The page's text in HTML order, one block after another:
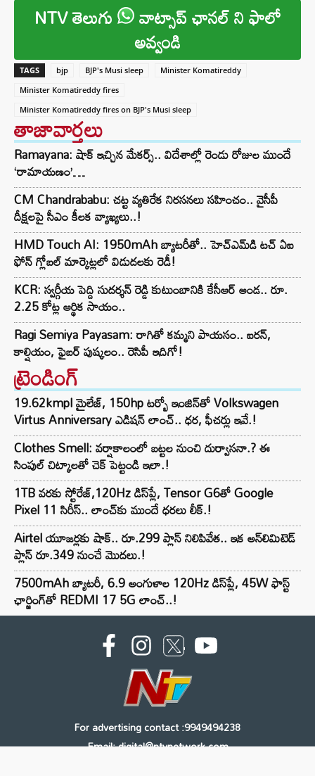
NTV తెలుగు వాట్సాప్ ఛానల్ ని ఫాలో
అవ్వండి
TAGS bjp BJP's Musi sleep
Minister Komatireddy
Minister Komatireddy fires
Minister Komatireddy fires on BJP's Musi sleep
తాజావార్తలు
Ramayana: షాక్ ఇచ్చిన మేకర్స్.. విదేశాల్లో రెండు రోజుల ముందే
‘రామాయణం’…
CM Chandrababu: చట్ట వ్యతిరేక నిరసనలు సహించం.. వైసీపీ
దీక్షలపై సీఎం కీలక వ్యాఖ్యలు..!
HMD Touch AI: 1950mAh బ్యాటరీతో.. హెచ్‌ఎమ్‌డి టచ్ ఏఐ
ఫోన్ గ్లోబల్ మార్కెట్లలో విడుదలకు రెడీ!
KCR: స్వర్గీయ పెద్ది సుదర్శన్ రెడ్డి కుటుంబానికి కేసీఆర్ అండ.. రూ.
2.25 కోట్ల ఆర్థిక సాయం..
Ragi Semiya Payasam: రాగితో కమ్మని పాయసం.. ఐరన్,
కాల్షియం, ఫైబర్ పుష్కలం.. రెసిపీ ఇదిగో!
ట్రెండింగ్‌
19.62kmpl మైలేజ్, 150hp టర్బో ఇంజిన్‌తో Volkswagen
Virtus Anniversary ఎడిషన్ లాంచ్.. ధర, ఫీచర్లు ఇవే.!
Clothes Smell: వర్షాకాలంలో బట్టల నుంచి దుర్వాసనా.? ఈ
సింపుల్ చిట్కాలతో చెక్ పెట్టండి ఇలా.!
1TB వరకు స్టోరేజ్,120Hz డిస్‌ప్లే, Tensor G6తో Google
Pixel 11 సిరీస్.. లాంచ్⁭కు ముందే ధరలు లీక్.!
Airtel యూజర్లకు షాక్.. రూ.299 ప్లాన్ నిలిపివేత.. ఇక అన్‌లిమిటెడ్
ప్లాన్ రూ.349 నుంచే మొదలు.!
7500mAh బ్యాటరీ, 6.9 అంగుళాల 120Hz డిస్‌ప్లే, 45W ఫాస్ట్
ఛార్జింగ్‌తో REDMI 17 5G లాంచ్..!
For advertising contact :9949494238
Email: digital@ntvnetwork.com